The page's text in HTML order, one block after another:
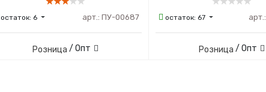
остаток: 6 арт.: ПУ-00687
Розница / Опт
остаток:67 арт.:
Розница / Опт